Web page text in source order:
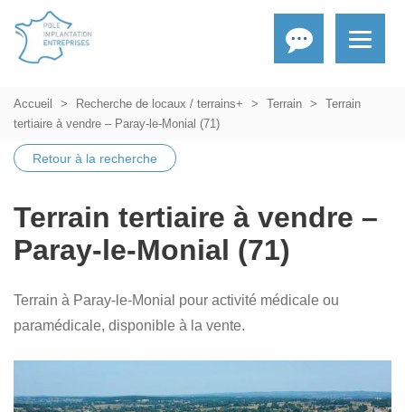
Accueil Recherche de locaux / terrains+ Terrain
Terrain
tertiaire à vendre – Paray-le-Monial (71)
Retour à la recherche
Terrain tertiaire à vendre –
Paray-le-Monial (71)
Terrain à Paray-le-Monial pour activité médicale ou
paramédicale, disponible à la vente.